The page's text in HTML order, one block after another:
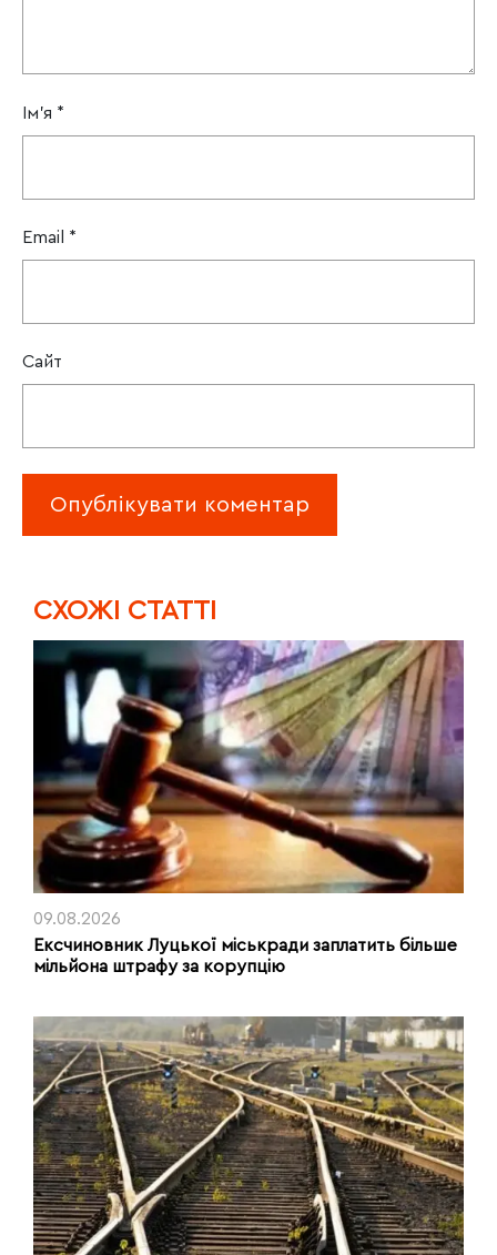
Ім'я *
Email *
Сайт
CХОЖІ СТАТТІ
09.08.2026
Ексчиновник Луцької міськради заплатить більше
мільйона штрафу за корупцію